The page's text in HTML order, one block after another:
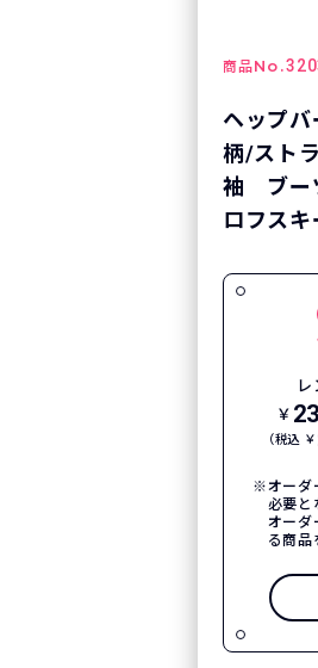
商品No.
ヘップ
柄/スト
袖 ブー
ロフス
￥
（税込 ￥
オーダ
必要と
オーダ
る商品